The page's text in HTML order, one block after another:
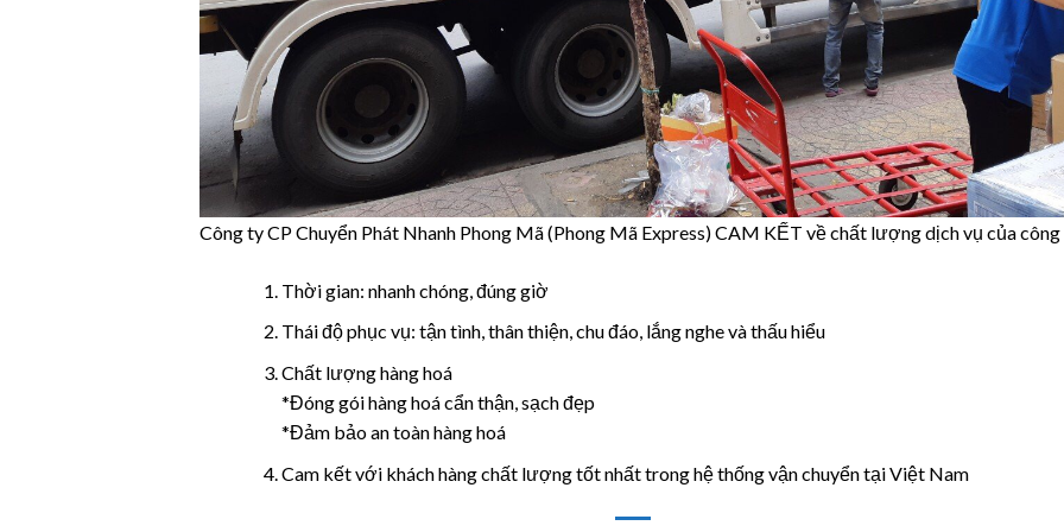
Công ty CP Chuyển Phát Nhanh Phong Mã (Phong Mã Express) CAM KẾT về chất lượng dịch vụ của
Thời gian: nhanh chóng, đúng giờ
Thái độ phục vụ: tận tình, thân thiện, chu đáo, lắng nghe và thấu hiểu
Chất lượng hàng hoá
*Đóng gói hàng hoá cẩn thận, sạch đẹp
*Đảm bảo an toàn hàng hoá
Cam kết với khách hàng chất lượng tốt nhất trong hệ thống vận chuyển tại Việt Nam